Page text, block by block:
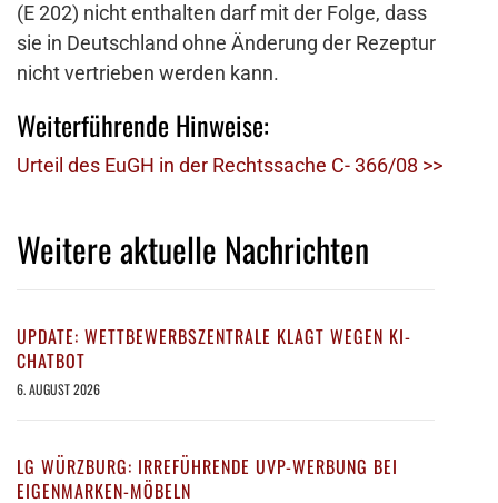
(E 202) nicht enthalten darf mit der Folge, dass
sie in Deutschland ohne Änderung der Rezeptur
nicht vertrieben werden kann.
Weiterführende Hinweise:
Urteil des EuGH in der Rechtssache C- 366/08 >>
Weitere aktuelle Nachrichten
UPDATE: WETTBEWERBSZENTRALE KLAGT WEGEN KI-
CHATBOT
6. AUGUST 2026
LG WÜRZBURG: IRREFÜHRENDE UVP-WERBUNG BEI
EIGENMARKEN-MÖBELN